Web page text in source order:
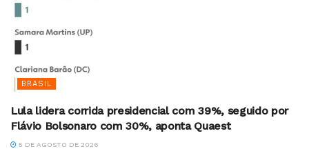
BRASIL
Lula lidera corrida presidencial com 39%, seguido por
Flávio Bolsonaro com 30%, aponta Quaest
5 DE AGOSTO DE 2026